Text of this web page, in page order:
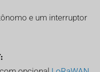
e um interruptor